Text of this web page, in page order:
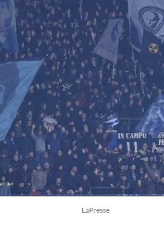
LaPresse